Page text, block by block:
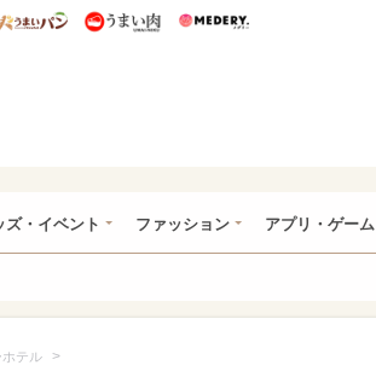
ー特集
まいめし うまいパン うまい肉
ズ・イベント ファッション アプリ・ゲーム
テル >